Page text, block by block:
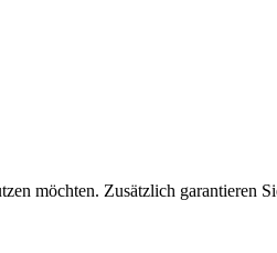
möchten. Zusätzlich garantieren